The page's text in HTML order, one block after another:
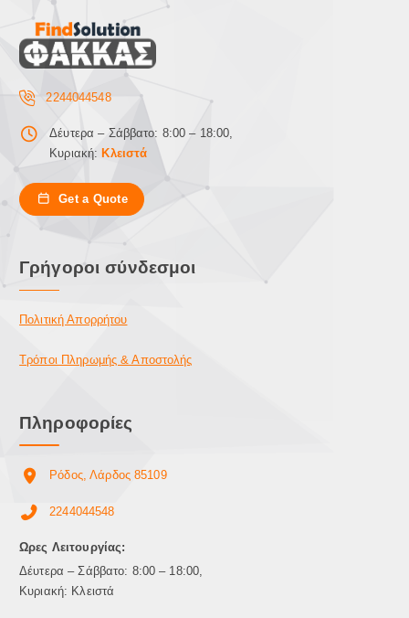
2244044548
Δέυτερα – Σάββατο: 8:00 – 18:00,
Κυριακή: Κλειστά
Get a Quote
Γρήγοροι σύνδεσμοι
Πολιτική Απορρήτου
Τρόποι Πληρωμής & Αποστολής
Πληροφορίες
Ρόδος, Λάρδος 85109
2244044548
Ωρες Λειτουργίας:
Δέυτερα – Σάββατο: 8:00 – 18:00,
Κυριακή: Κλειστά